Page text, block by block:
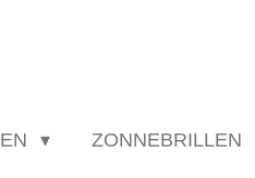
ZONNEBRILLEN